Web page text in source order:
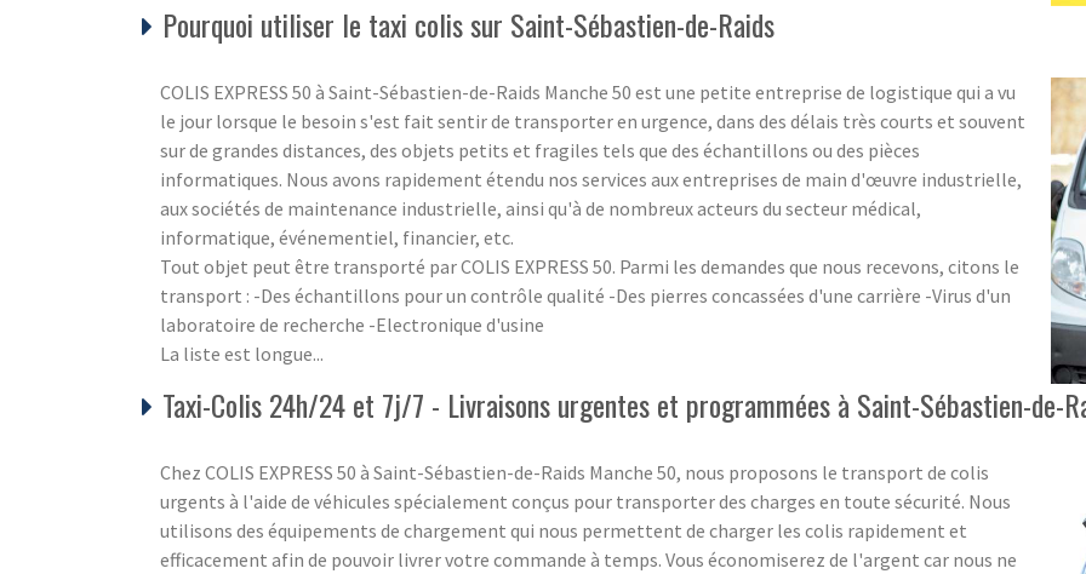
Pourquoi utiliser le taxi colis sur Saint-Sébastien-de-Raids
COLIS EXPRESS 50 à Saint-Sébastien-de-Raids Manche 50 est une petite entreprise de logistique qui a vu
le jour lorsque le besoin s'est fait sentir de transporter en urgence, dans des délais très courts et souvent
sur de grandes distances, des objets petits et fragiles tels que des échantillons ou des pièces
informatiques. Nous avons rapidement étendu nos services aux entreprises de main d'œuvre industrielle,
aux sociétés de maintenance industrielle, ainsi qu'à de nombreux acteurs du secteur médical,
informatique, événementiel, financier, etc.
Tout objet peut être transporté par COLIS EXPRESS 50. Parmi les demandes que nous recevons, citons le
transport : -Des échantillons pour un contrôle qualité -Des pierres concassées d'une carrière -Virus d'un
laboratoire de recherche -Electronique d'usine
La liste est longue...
Taxi-Colis 24h/24 et 7j/7 - Livraisons urgentes et programmées à Saint-Sébastien-de-
Chez COLIS EXPRESS 50 à Saint-Sébastien-de-Raids Manche 50, nous proposons le transport de colis
urgents à l'aide de véhicules spécialement conçus pour transporter des charges en toute sécurité. Nous
utilisons des équipements de chargement qui nous permettent de charger les colis rapidement et
efficacement afin de pouvoir livrer votre commande à temps. Vous économiserez de l'argent car nous ne